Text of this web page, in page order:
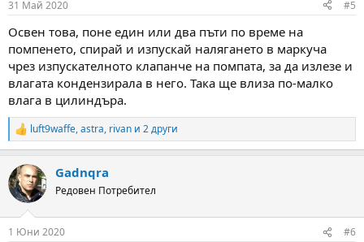
31 Май 2020 #5
Освен това, поне един или два пъти по време на
помпенето, спирай и изпускай налягането в маркуча
чрез изпускателното клапанче на помпата, за да излезе и
влагата кондензирала в него. Така ще влиза по-малко
влага в цилиндъра.
R
e
c
t
i
s
luft9waffe,astra, rivan и 2 други
Gadnqra
Редовен Потребител
1 Юни 2020 #6